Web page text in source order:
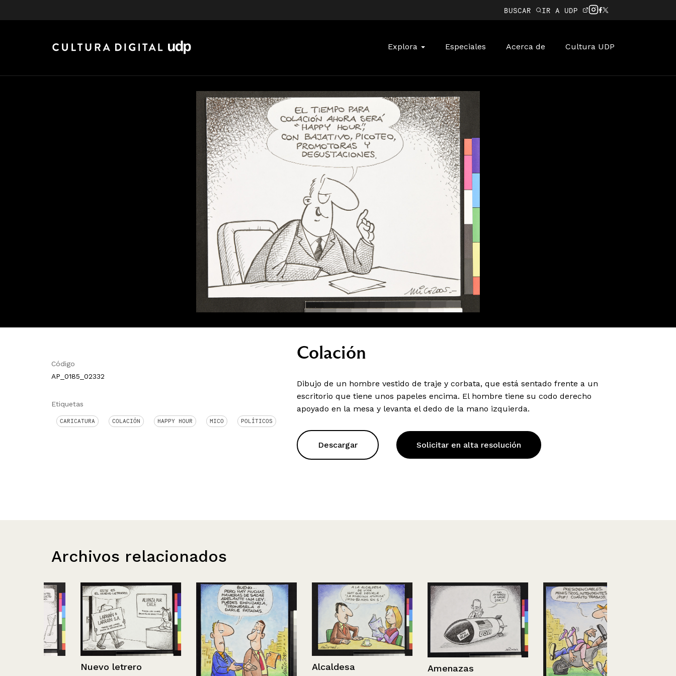
BUSCAR IR A UDP
Explora Especiales Acerca de Cultura UDP
Código
AP_0185_02332
Etiquetas
CARICATURA COLACIÓN HAPPY HOUR MICO POLÍTICOS
Colación
Dibujo de un hombre vestido de traje y corbata, que está sentado frente a un
escritorio que tiene unos papeles encima. El hombre tiene su codo derecho
apoyado en la mesa y levanta el dedo de la mano izquierda.
Descargar Solicitar en alta resolución
Archivos relacionados
Nuevo letrero Alcaldesa Amenazas